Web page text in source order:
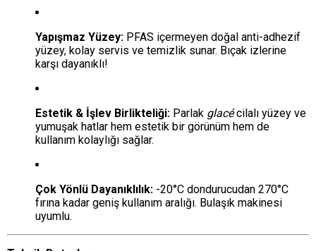
Yapışmaz Yüzey: PFAS içermeyen doğal anti-adhezif
yüzey, kolay servis ve temizlik sunar. Bıçak izlerine
karşı dayanıklı!
Estetik & İşlev Birlikteliği: Parlak glacécilalı yüzey ve
yumuşak hatlar hem estetik bir görünüm hem de
kullanım kolaylığı sağlar.
Çok Yönlü Dayanıklılık: -20°C dondurucudan 270°C
fırına kadar geniş kullanım aralığı. Bulaşık makinesi
uyumlu.